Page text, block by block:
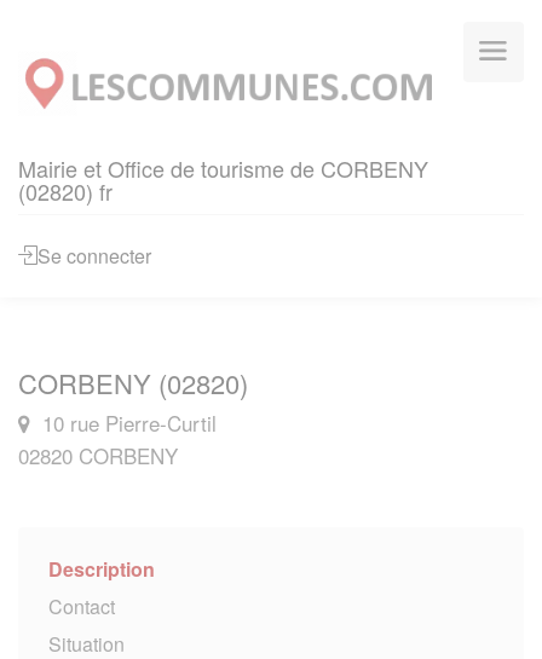
Mairie et Office de tourisme de CORBENY
(02820) fr
Se connecter
CORBENY (02820)
10 rue Pierre-Curtil
02820 CORBENY
Description
Contact
Situation